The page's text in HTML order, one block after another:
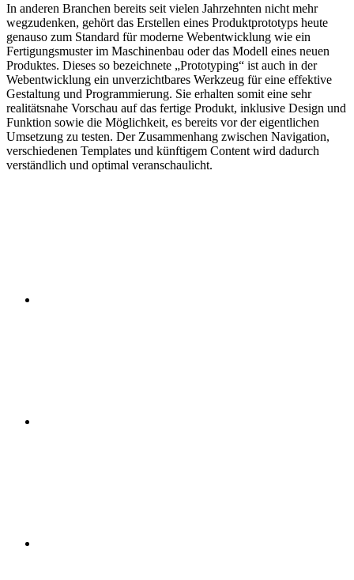
In anderen Branchen bereits seit vielen Jahrzehnten nicht mehr
wegzudenken, gehört das Erstellen eines Produktprototyps heute
genauso zum Standard für moderne Webentwicklung wie ein
Fertigungsmuster im Maschinenbau oder das Modell eines neuen
Produktes. Dieses so bezeichnete „Prototyping“ ist auch in der
Webentwicklung ein unverzichtbares Werkzeug für eine effektive
Gestaltung und Programmierung. Sie erhalten somit eine sehr
realitätsnahe Vorschau auf das fertige Produkt, inklusive Design und
Funktion sowie die Möglichkeit, es bereits vor der eigentlichen
Umsetzung zu testen. Der Zusammenhang zwischen Navigation,
verschiedenen Templates und künftigem Content wird dadurch
verständlich und optimal veranschaulicht.